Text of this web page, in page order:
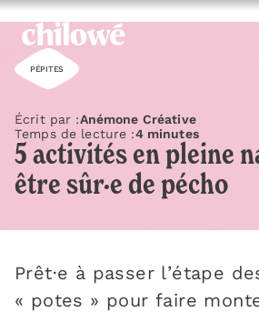
PÉPITES
Écrit par :Anémone Créative
Temps de lecture :4 minutes
5 activités en pleine
être sûr·e de pécho
Prêt·e à passer l’étape
« potes » pour faire